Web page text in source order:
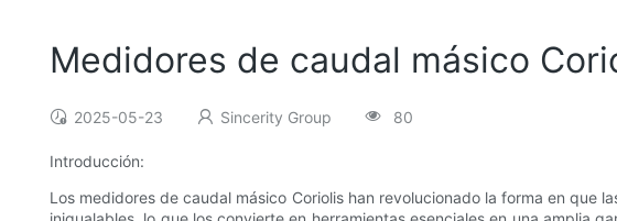
Medidores de caudal másico
2025-05-23 Sincerity Group 80
Introducción:
Los medidores de caudal másico Coriolis han revolucionado la forma en que